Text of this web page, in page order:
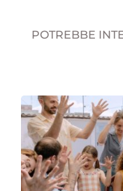
POTREBBE